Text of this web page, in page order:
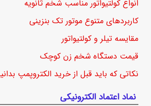
انواع کولتیواتور مناسب شخم ثانویه
کاربردهای متنوع موتور تک بنزینی
مقایسه تیلر و کولتیواتور
قیمت دستگاه شخم زن کوچک
نکاتی که باید قبل از خرید الکتروپمپ
نماد اعتماد الکترونیکی